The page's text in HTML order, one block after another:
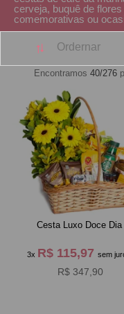
cerveja, buquê de
comemorativas ou
Ordernar
Encontramos40/276
Cesta Luxo Doce Dia
3x R$ 115,97sem
R$ 347,90